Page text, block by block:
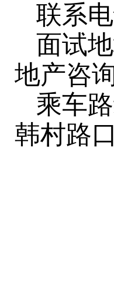
联系
面试
地产咨
乘车
韩村路